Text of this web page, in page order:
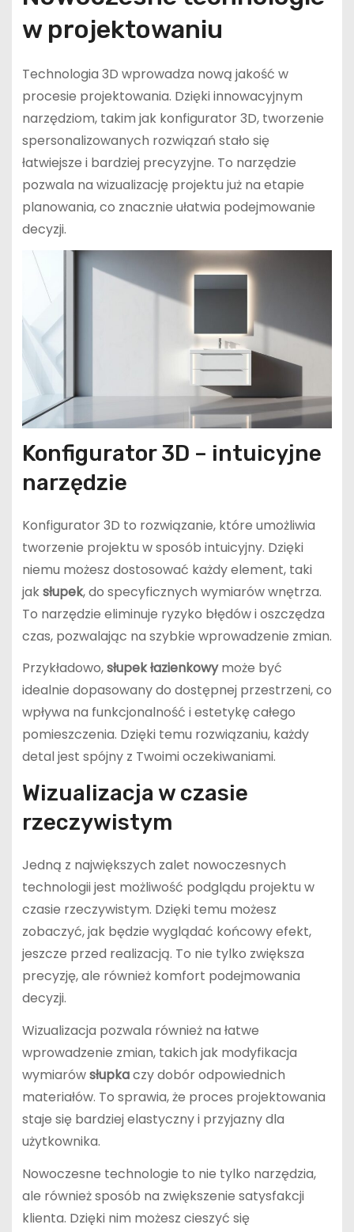
w projektowaniu
Technologia 3D wprowadza nową jakość w
procesie projektowania. Dzięki innowacyjnym
narzędziom, takim jak konfigurator 3D, tworzenie
spersonalizowanych rozwiązań stało się
łatwiejsze i bardziej precyzyjne. To narzędzie
pozwala na wizualizację projektu już na etapie
planowania, co znacznie ułatwia podejmowanie
decyzji.
Konfigurator 3D – intuicyjne
narzędzie
Konfigurator 3D to rozwiązanie, które umożliwia
tworzenie projektu w sposób intuicyjny. Dzięki
niemu możesz dostosować każdy element, taki
jaksłupek, do specyficznych wymiarów wnętrza.
To narzędzie eliminuje ryzyko błędów i oszczędza
czas, pozwalając na szybkie wprowadzenie zmian.
Przykładowo,słupek łazienkowymoże być
idealnie dopasowany do dostępnej przestrzeni, co
wpływa na funkcjonalność i estetykę całego
pomieszczenia. Dzięki temu rozwiązaniu, każdy
detal jest spójny z Twoimi oczekiwaniami.
Wizualizacja w czasie
rzeczywistym
Jedną z największych zalet nowoczesnych
technologii jest możliwość podglądu projektu w
czasie rzeczywistym. Dzięki temu możesz
zobaczyć, jak będzie wyglądać końcowy efekt,
jeszcze przed realizacją. To nie tylko zwiększa
precyzję, ale również komfort podejmowania
decyzji.
Wizualizacja pozwala również na łatwe
wprowadzenie zmian, takich jak modyfikacja
wymiarówsłupkaczy dobór odpowiednich
materiałów. To sprawia, że proces projektowania
staje się bardziej elastyczny i przyjazny dla
użytkownika.
Nowoczesne technologie to nie tylko narzędzia,
ale również sposób na zwiększenie satysfakcji
klienta. Dzięki nim możesz cieszyć się